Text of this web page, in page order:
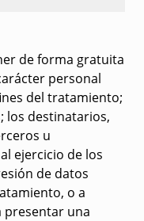
de forma gratuita
personal
del tratamiento;
los destinatarios,
u
ejercicio de los
de datos
o a
presentar una